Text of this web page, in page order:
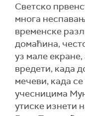
Светско
многа
временске
домаћина,
уз мале
вредети, када
мечеви, када
учесницима
утиске изнети